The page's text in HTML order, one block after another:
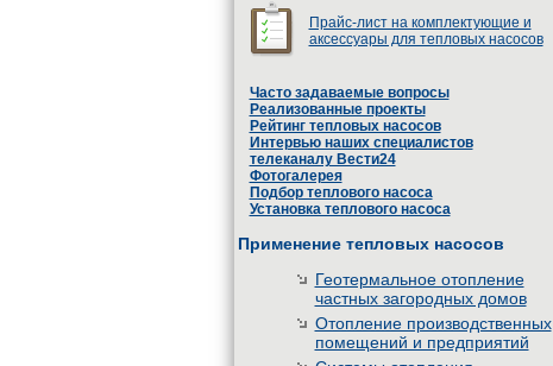
Прайс-лист на комплектующие и
аксессуары для тепловых насосов
Часто задаваемые вопросы
Реализованные проекты
Рейтинг тепловых насосов
Интервью наших специалистов
телеканалу Вести24
Фотогалерея
Подбор теплового насоса
Установка теплового насоса
Применение тепловых насосов
Геотермальное отопление
частных загородных домов
Отопление производственных
помещений и предприятий